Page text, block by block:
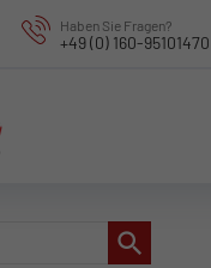
Haben Sie Fragen?
+49 (0) 160-95101470